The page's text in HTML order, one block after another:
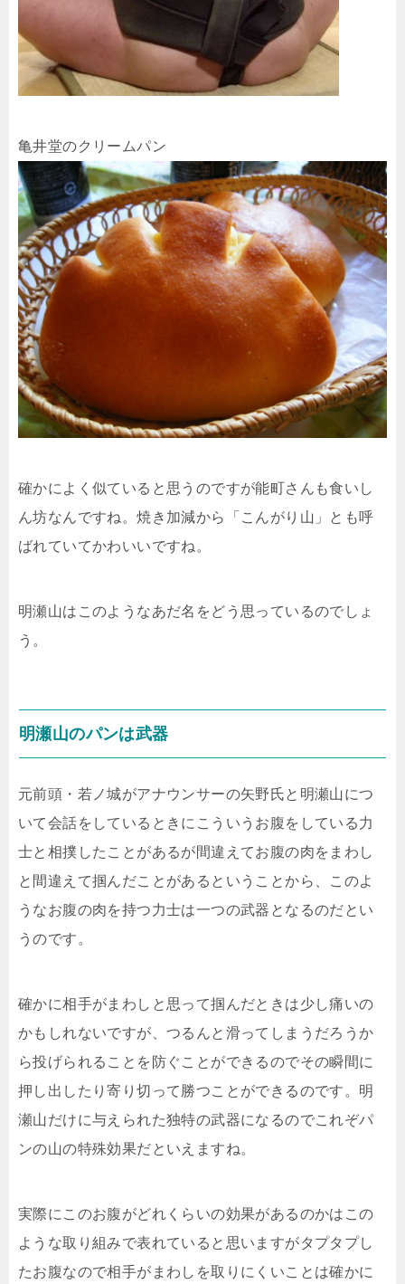
亀井堂のクリームパン
確かによく似ていると思うのですが能町さんも食いし
ん坊なんですね。焼き加減から「こんがり山」とも呼
ばれていてかわいいですね。
明瀬山はこのようなあだ名をどう思っているのでしょ
う。
明瀬山のパンは武器
元前頭・若ノ城がアナウンサーの矢野氏と明瀬山につ
いて会話をしているときにこういうお腹をしている力
士と相撲したことがあるが間違えてお腹の肉をまわし
と間違えて掴んだことがあるということから、このよ
うなお腹の肉を持つ力士は一つの武器となるのだとい
うのです。
確かに相手がまわしと思って掴んだときは少し痛いの
かもしれないですが、つるんと滑ってしまうだろうか
ら投げられることを防ぐことができるのでその瞬間に
押し出したり寄り切って勝つことができるのです。明
瀬山だけに与えられた独特の武器になるのでこれぞパ
ンの山の特殊効果だといえますね。
実際にこのお腹がどれくらいの効果があるのかはこの
ような取り組みで表れていると思いますがタプタプし
たお腹なので相手がまわしを取りにくいことは確かに